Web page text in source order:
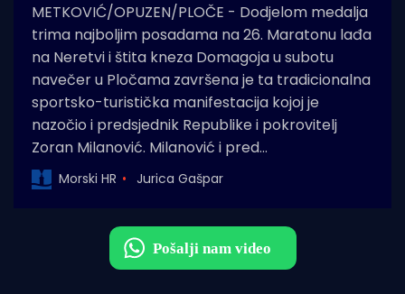
METKOVIĆ/OPUZEN/PLOČE - Dodjelom medalja
trima najboljim posadama na 26. Maratonu lađa
na Neretvi i štita kneza Domagoja u subotu
navečer u Pločama završena je ta tradicionalna
sportsko-turistička manifestacija kojoj je
nazočio i predsjednik Republike i pokrovitelj
Zoran Milanović. Milanović i pred…
Morski HR Jurica Gašpar